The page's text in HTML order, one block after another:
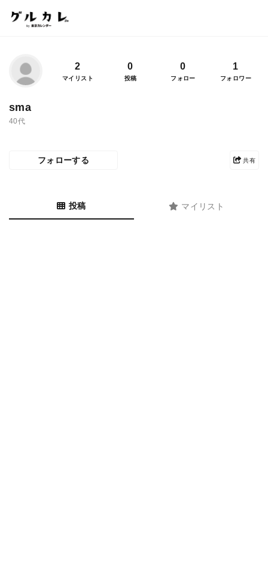
2
マイリスト
0
投稿
0
フォロー
1
フォロワー
sma
40代
フォローする 共有
投稿 マイリスト